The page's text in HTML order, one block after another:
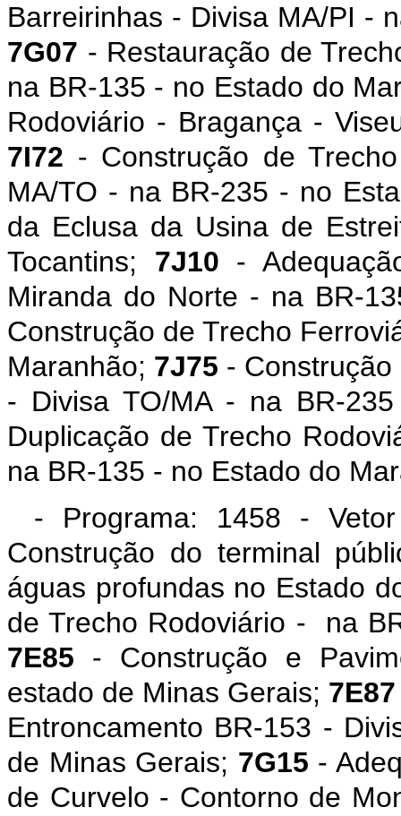
Barreirinhas - Divisa MA/PI -
7G07 - Restauração de
na BR-135 - no Estado do
Rodoviário - Bragança -
7I72 - Construção de
MA/TO - na BR-235 - no
da Eclusa da Usina de
Tocantins; 7J10 -
Miranda do Norte - na BR-
Construção de Trecho
Maranhão; 7J75 - Construção
- Divisa TO/MA - na BR-
Duplicação de Trecho
na BR-135 - no Estado do
- Programa: 1458 -
Construção do terminal
águas profundas no Estado
de Trecho Rodoviário - na
7E85 - Construção e
estado de Minas Gerais; 7E87
Entroncamento BR-153 -
de Minas Gerais; 7G15 -
de Curvelo - Contorno de